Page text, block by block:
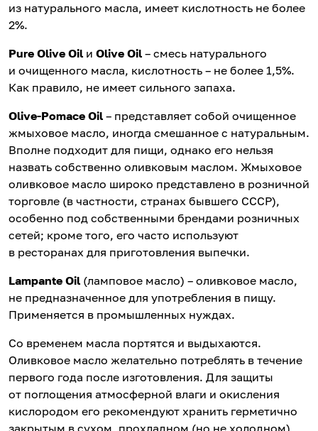
из натурального масла, имеет кислотность не более
2%.
Pure Olive Oil и Olive Oil – смесь натурального
и очищенного масла, кислотность – не более 1,5%.
Как правило, не имеет сильного запаха.
Olive-Pomace Oil – представляет собой очищенное
жмыховое масло, иногда смешанное с натуральным.
Вполне подходит для пищи, однако его нельзя
назвать собственно оливковым маслом. Жмыховое
оливковое масло широко представлено в розничной
торговле (в частности, странах бывшего СССР),
особенно под собственными брендами розничных
сетей; кроме того, его часто используют
в ресторанах для приготовления выпечки.
Lampante Oil (ламповое масло) – оливковое масло,
не предназначенное для употребления в пищу.
Применяется в промышленных нуждах.
Со временем масла портятся и выдыхаются.
Оливковое масло желательно потреблять в течение
первого года после изготовления. Для защиты
от поглощения атмосферной влаги и окисления
кислородом его рекомендуют хранить герметично